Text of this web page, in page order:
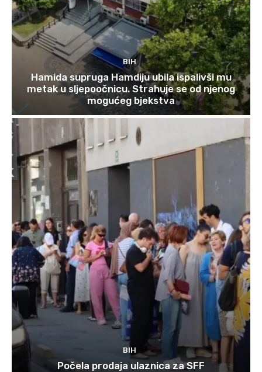
BIH
Hamida supruga Hamdiju ubila ispalivši mu
metak u sljepoočnicu. Strahuje se od njenog
mogućeg bjekstva
BIH
Počela prodaja ulaznica za SFF